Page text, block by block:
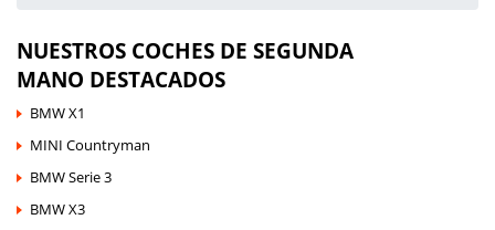
NUESTROS COCHES DE SEGUNDA
MANO DESTACADOS
BMW X1
MINI Countryman
BMW Serie 3
BMW X3